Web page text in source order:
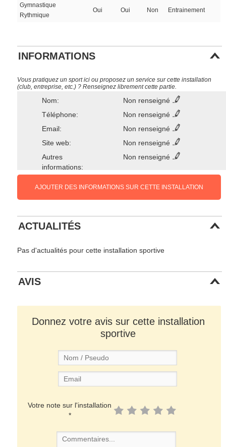
Gymnastique
Rythmique
Oui Oui Non Entrainement
INFORMATIONS
Vous pratiquez un sport ici ou proposez un service sur cette installation
(club, entreprise, etc.) ? Renseignez librement cette partie.
Nom:
Non renseigné
Téléphone:
Non renseigné
Email:
Non renseigné
Site web:
Non renseigné
Autres
informations:
Non renseigné
AJOUTER DES INFORMATIONS SUR CETTE INSTALLATION
ACTUALITÉS
Pas d'actualités pour cette installation sportive
AVIS
Donnez votre avis sur cette installation
sportive
Votre note sur l'installation
*